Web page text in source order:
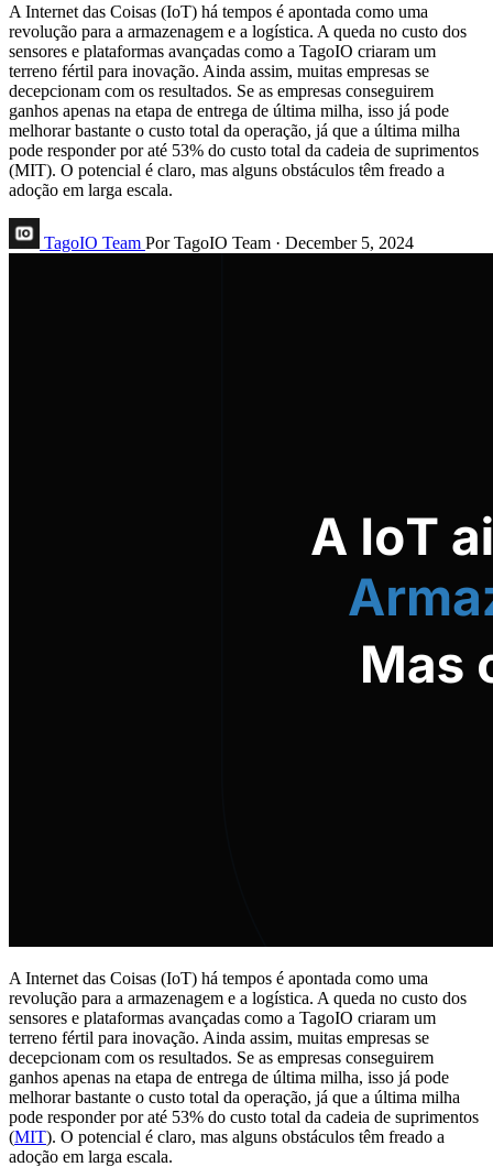
A Internet das Coisas (IoT) há tempos é apontada como uma
revolução para a armazenagem e a logística. A queda no custo dos
sensores e plataformas avançadas como a TagoIO criaram um
terreno fértil para inovação. Ainda assim, muitas empresas se
decepcionam com os resultados. Se as empresas conseguirem
ganhos apenas na etapa de entrega de última milha, isso já pode
melhorar bastante o custo total da operação, já que a última milha
pode responder por até 53% do custo total da cadeia de suprimentos
(MIT). O potencial é claro, mas alguns obstáculos têm freado a
adoção em larga escala.
TagoIO Team Por TagoIO Team · December 5, 2024
A Internet das Coisas (IoT) há tempos é apontada como uma
revolução para a armazenagem e a logística. A queda no custo dos
sensores e plataformas avançadas como a TagoIO criaram um
terreno fértil para inovação. Ainda assim, muitas empresas se
decepcionam com os resultados. Se as empresas conseguirem
ganhos apenas na etapa de entrega de última milha, isso já pode
melhorar bastante o custo total da operação, já que a última milha
pode responder por até 53% do custo total da cadeia de suprimentos
(MIT). O potencial é claro, mas alguns obstáculos têm freado a
adoção em larga escala.